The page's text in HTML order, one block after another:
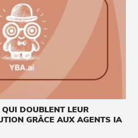
DOUBLENT LEUR
GRÂCE AUX AGENTS IA